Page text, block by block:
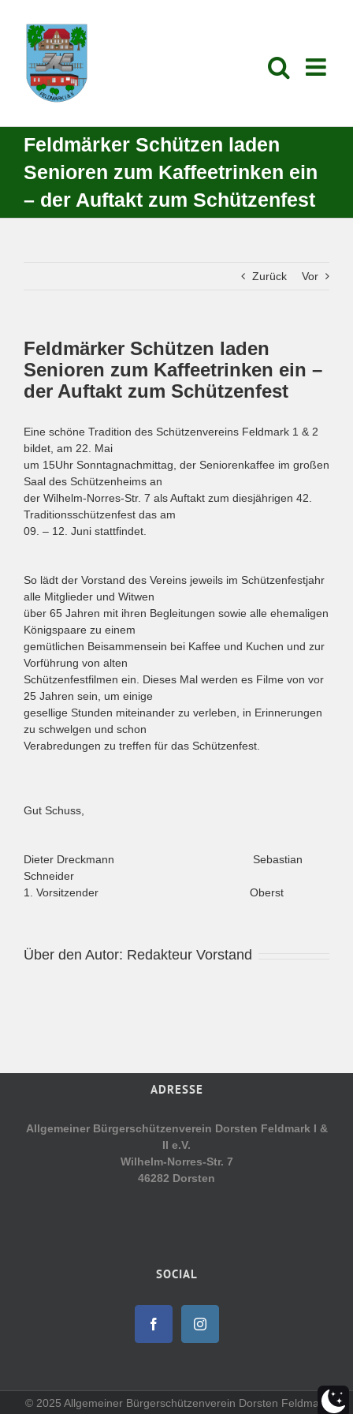
Inhalt
springen
Feldmärker Schützen laden
Senioren zum Kaffeetrinken ein
– der Auftakt zum Schützenfest
Zurück Vor
Feldmärker Schützen laden
Senioren zum Kaffeetrinken ein –
der Auftakt zum Schützenfest
Eine schöne Tradition des Schützenvereins Feldmark 1 & 2
bildet, am 22. Mai
um 15Uhr Sonntagnachmittag, der Seniorenkaffee im großen
Saal des Schützenheims an
der Wilhelm-Norres-Str. 7 als Auftakt zum diesjährigen 42.
Traditionsschützenfest das am
09. – 12. Juni stattfindet.
So lädt der Vorstand des Vereins jeweils im Schützenfestjahr
alle Mitglieder und Witwen
über 65 Jahren mit ihren Begleitungen sowie alle ehemaligen
Königspaare zu einem
gemütlichen Beisammensein bei Kaffee und Kuchen und zur
Vorführung von alten
Schützenfestfilmen ein. Dieses Mal werden es Filme von vor
25 Jahren sein, um einige
gesellige Stunden miteinander zu verleben, in Erinnerungen
zu schwelgen und schon
Verabredungen zu treffen für das Schützenfest.
Gut Schuss,
Dieter Dreckmann Sebastian
Schneider
1. Vorsitzender Oberst
Über den Autor: Redakteur Vorstand
ADRESSE
Allgemeiner Bürgerschützenverein Dorsten Feldmark I &
II e.V.
Wilhelm-Norres-Str. 7
46282 Dorsten
SOCIAL
© 2025 Allgemeiner Bürgerschützenverein Dorsten Feldmark